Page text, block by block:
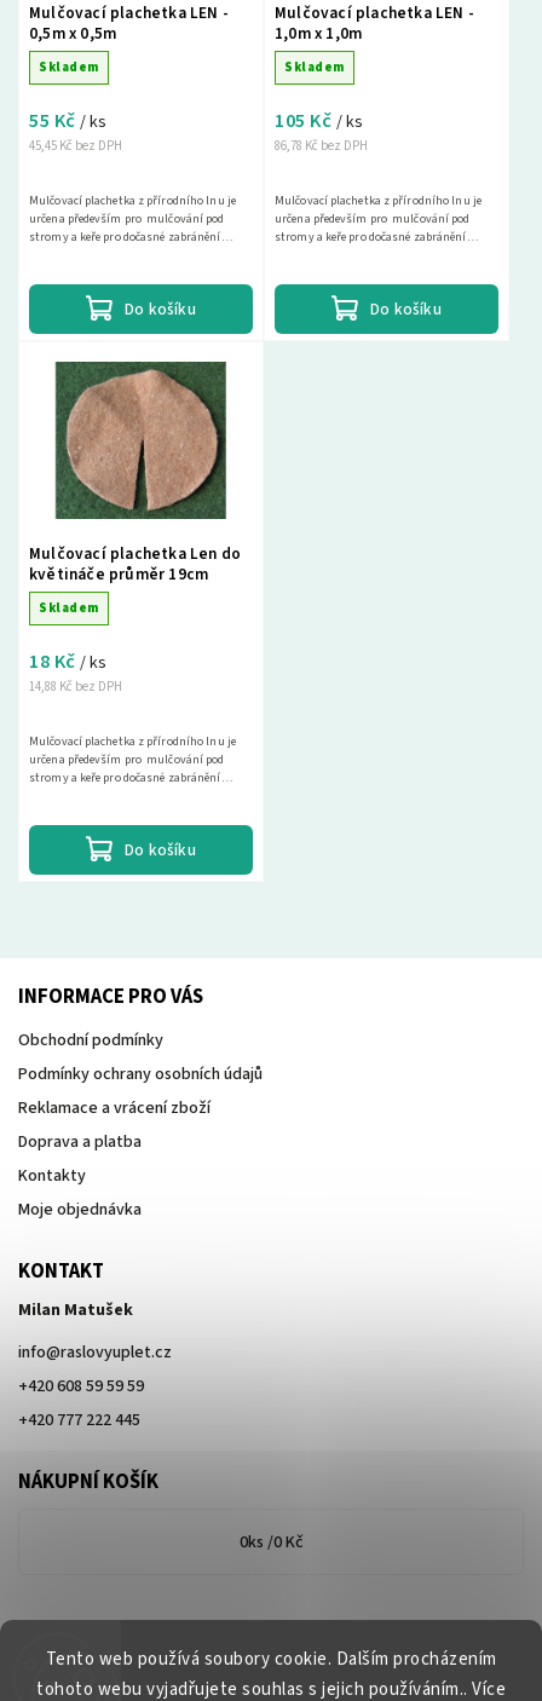
Tento web používá soubory cookie. Dalším procházením
tohoto webu vyjadřujete souhlas s jejich používáním.. Více
Mulčovací plachetka LEN -
0,5m x 0,5m
Skladem
45,45 Kč bez DPH
55 Kč / ks
Do košíku
Mulčovací plachetka z přírodního lnu je
určena především pro mulčování pod
stromy a keře pro dočasné zabránění
Mulčovací plachetka LEN -
1,0m x 1,0m
Skladem
86,78 Kč bez DPH
105 Kč / ks
Do košíku
Mulčovací plachetka z přírodního lnu je
určena především pro mulčování pod
stromy a keře pro dočasné zabránění
Mulčovací plachetka Len do
květináče průměr 19cm
Skladem
14,88 Kč bez DPH
18 Kč / ks
Do košíku
Mulčovací plachetka z přírodního lnu je
určena především pro mulčování pod
stromy a keře pro dočasné zabránění
INFORMACE PRO VÁS
Obchodní podmínky
Podmínky ochrany osobních údajů
Reklamace a vrácení zboží
Doprava a platba
Kontakty
Moje objednávka
KONTAKT
Milan Matušek
info@raslovyuplet.cz
+420 608 59 59 59
+420 777 222 445
NÁKUPNÍ KOŠÍK
0ks /0 Kč